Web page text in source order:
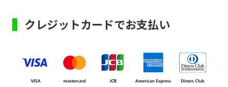
クレジットカードでお支払い